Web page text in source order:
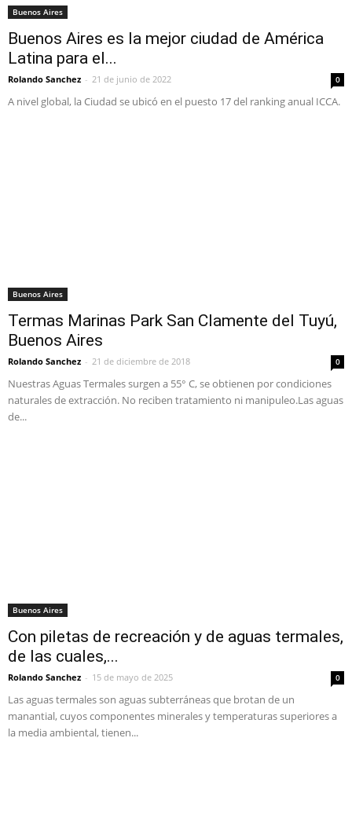
Buenos Aires
Buenos Aires es la mejor ciudad de América​
Latina para el...
Rolando Sanchez - 21 de junio de 2022 0
A nivel global, la Ciudad se ubicó en el puesto 17 del ranking anual ICCA.
Buenos Aires
Termas Marinas Park San Clamente del Tuyú,
Buenos Aires
Rolando Sanchez - 21 de diciembre de 2018 0
Nuestras Aguas Termales surgen a 55° C, se obtienen por condiciones
naturales de extracción. No reciben tratamiento ni manipuleo.Las aguas
de...
Buenos Aires
Con piletas de recreación y de aguas termales,
de las cuales,...
Rolando Sanchez - 15 de mayo de 2025 0
Las aguas termales son aguas subterráneas que brotan de un
manantial, cuyos componentes minerales y temperaturas superiores a
la media ambiental, tienen...